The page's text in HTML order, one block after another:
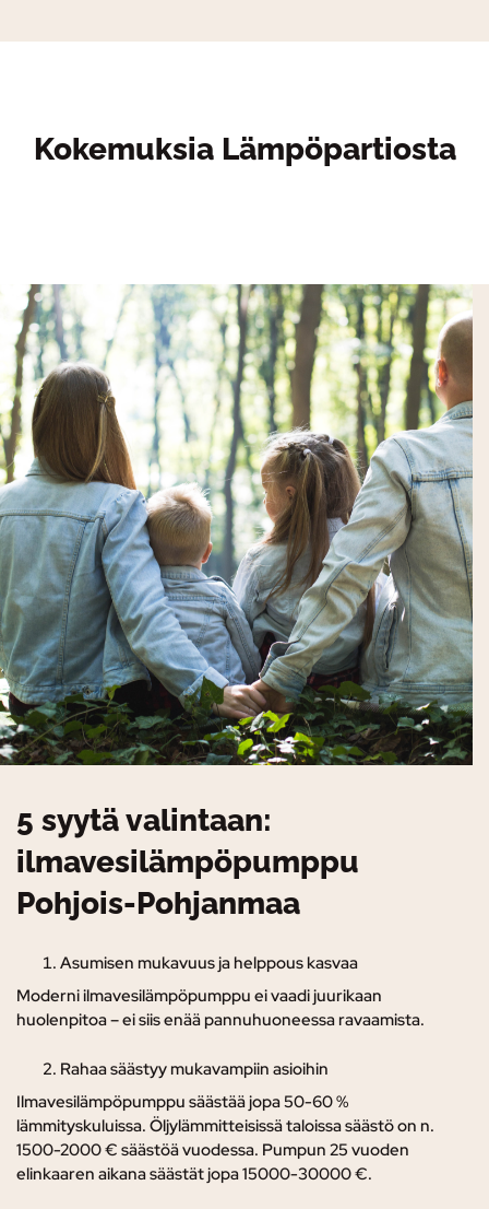
Kokemuksia Lämpöpartiosta
5 syytä valintaan:
ilmavesilämpöpumppu
Pohjois-Pohjanmaa
Asumisen mukavuus ja helppous kasvaa
Moderni ilmavesilämpöpumppu ei vaadi juurikaan
huolenpitoa – ei siis enää pannuhuoneessa ravaamista.
Rahaa säästyy mukavampiin asioihin
Ilmavesilämpöpumppu säästää jopa 50-60 %
lämmityskuluissa. Öljylämmitteisissä taloissa säästö on n.
1500-2000 € säästöä vuodessa. Pumpun 25 vuoden
elinkaaren aikana säästät jopa 15000-30000 €.